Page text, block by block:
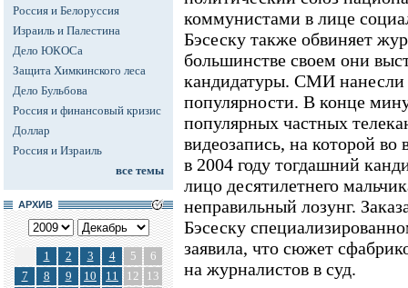
Россия и Белоруссия
Израиль и Палестина
Дело ЮКОСа
Защита Химкинского леса
Дело Бульбова
Россия и финансовый кризис
Доллар
Россия и Израиль
все темы
АРХИВ
1 2 3 4 5
6
7
8 9 10 11 12
13
коммунистами в лице
Бэсеску также обвиняет
большинстве своем они
кандидатуры. СМИ нанесли
популярности. В конце
популярных частных
видеозапись, на которой
в 2004 году тогдашний
лицо десятилетнего
неправильный лозунг.
Бэсеску
заявила, что сюжет
на журналистов в суд.